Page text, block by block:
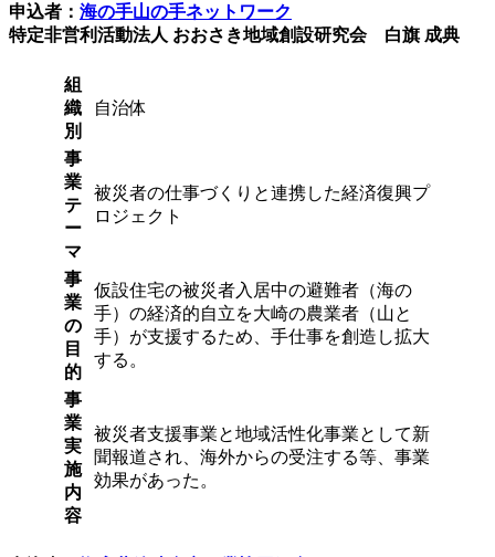
申込者： 海の手山の手ネットワーク
特定非営利活動法人 おおさき地域創設研究会 白旗 成典
組
織
別
自治体
事
業
テ
ー
マ
被災者の仕事づくりと連携した経済復興プ
ロジェクト
事
業
の
目
的
仮設住宅の被災者入居中の避難者（海の
手）の経済的自立を大崎の農業者（山と
手）が支援するため、手仕事を創造し拡大
する。
事
業
実
施
内
容
被災者支援事業と地域活性化事業として新
聞報道され、海外からの受注する等、事業
効果があった。